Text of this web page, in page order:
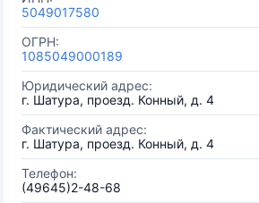
5049017580
ОГРН:
1085049000189
Юридический адрес:
г. Шатура, проезд. Конный, д. 4
Фактический адрес:
г. Шатура, проезд. Конный, д. 4
Телефон:
(49645)2-48-68